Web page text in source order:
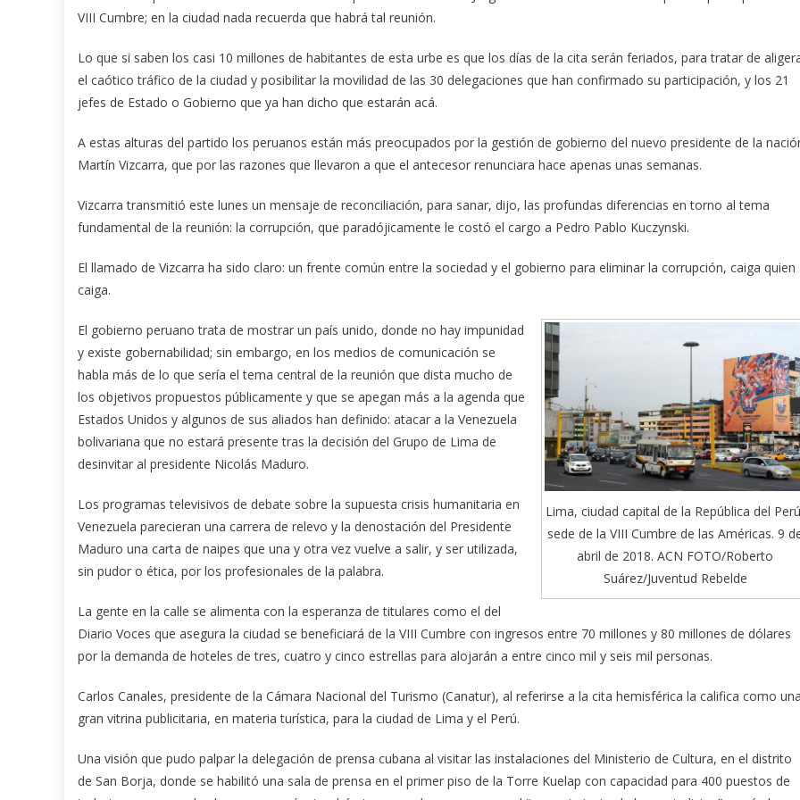
VIII Cumbre; en la ciudad nada recuerda que habrá tal reunión.
Lo que si saben los casi 10 millones de habitantes de esta urbe es que los días de la cita serán feriados, para tratar de
el caótico tráfico de la ciudad y posibilitar la movilidad de las 30 delegaciones que han confirmado su participación, y los 21
jefes de Estado o Gobierno que ya han dicho que estarán acá.
A estas alturas del partido los peruanos están más preocupados por la gestión de gobierno del nuevo presidente de la
Martín Vizcarra, que por las razones que llevaron a que el antecesor renunciara hace apenas unas semanas.
Vizcarra transmitió este lunes un mensaje de reconciliación, para sanar, dijo, las profundas diferencias en torno al tema
fundamental de la reunión: la corrupción, que paradójicamente le costó el cargo a Pedro Pablo Kuczynski.
El llamado de Vizcarra ha sido claro: un frente común entre la sociedad y el gobierno para eliminar la corrupción, caiga quien
caiga.
Lima, ciudad capital de la República del
sede de la VIII Cumbre de las Américas. 9
abril de 2018. ACN FOTO/Roberto
Suárez/Juventud Rebelde
El gobierno peruano trata de mostrar un país unido, donde no hay impunidad
y existe gobernabilidad; sin embargo, en los medios de comunicación se
habla más de lo que sería el tema central de la reunión que dista mucho de
los objetivos propuestos públicamente y que se apegan más a la agenda que
Estados Unidos y algunos de sus aliados han definido: atacar a la Venezuela
bolivariana que no estará presente tras la decisión del Grupo de Lima de
desinvitar al presidente Nicolás Maduro.
Los programas televisivos de debate sobre la supuesta crisis humanitaria en
Venezuela parecieran una carrera de relevo y la denostación del Presidente
Maduro una carta de naipes que una y otra vez vuelve a salir, y ser utilizada,
sin pudor o ética, por los profesionales de la palabra.
La gente en la calle se alimenta con la esperanza de titulares como el del
Diario Voces que asegura la ciudad se beneficiará de la VIII Cumbre con ingresos entre 70 millones y 80 millones de dólares
por la demanda de hoteles de tres, cuatro y cinco estrellas para alojarán a entre cinco mil y seis mil personas.
Carlos Canales, presidente de la Cámara Nacional del Turismo (Canatur), al referirse a la cita hemisférica la califica como una
gran vitrina publicitaria, en materia turística, para la ciudad de Lima y el Perú.
Una visión que pudo palpar la delegación de prensa cubana al visitar las instalaciones del Ministerio de Cultura, en el distrito
de San Borja, donde se habilitó una sala de prensa en el primer piso de la Torre Kuelap con capacidad para 400 puestos de